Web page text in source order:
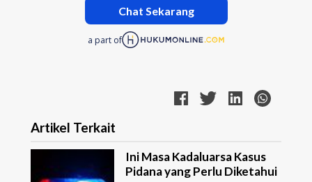
Chat Sekarang
a part of
Artikel Terkait
Ini Masa Kadaluarsa Kasus
Pidana yang Perlu Diketahui